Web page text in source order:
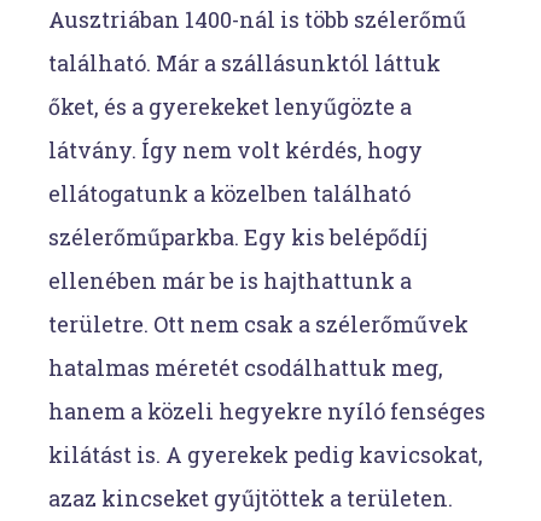
Ausztriában 1400-nál is több szélerőmű
található. Már a szállásunktól láttuk
őket, és a gyerekeket lenyűgözte a
látvány. Így nem volt kérdés, hogy
ellátogatunk a közelben található
szélerőműparkba. Egy kis belépődíj
ellenében már be is hajthattunk a
területre. Ott nem csak a szélerőművek
hatalmas méretét csodálhattuk meg,
hanem a közeli hegyekre nyíló fenséges
kilátást is. A gyerekek pedig kavicsokat,
azaz kincseket gyűjtöttek a területen.